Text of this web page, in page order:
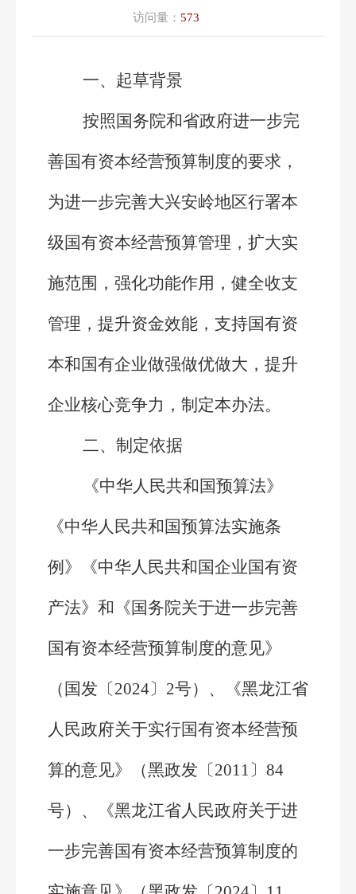
访问量： 573
一、起草背景
按照国务院和省政府进一步完
善国有资本经营预算制度的要求，
为进一步完善大兴安岭地区行署本
级国有资本经营预算管理，扩大实
施范围，强化功能作用，健全收支
管理，提升资金效能，支持国有资
本和国有企业做强做优做大，提升
企业核心竞争力，制定本办法。
二、制定依据
《中华人民共和国预算法》
《中华人民共和国预算法实施条
例》《中华人民共和国企业国有资
产法》和《国务院关于进一步完善
国有资本经营预算制度的意见》
（国发〔2024〕2号）、《黑龙江省
人民政府关于实行国有资本经营预
算的意见》（黑政发〔2011〕84
号）、《黑龙江省人民政府关于进
一步完善国有资本经营预算制度的